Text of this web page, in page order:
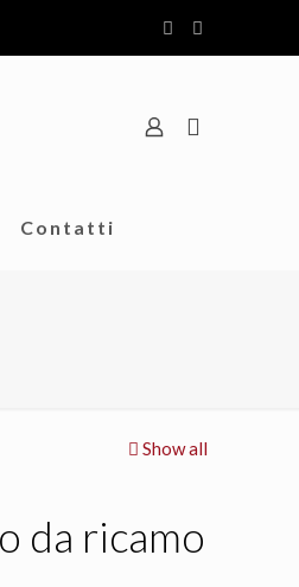
Contatti
Show all
da ricamo